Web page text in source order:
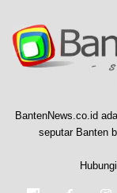
BantenNews.co.id
seputar Banten